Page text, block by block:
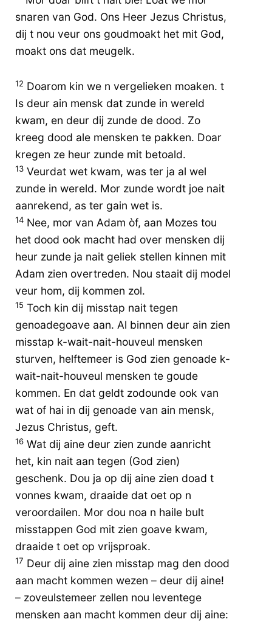
snaren van God. Ons Heer Jezus Christus,
dij t nou veur ons goudmoakt het mit God,
moakt ons dat meugelk.
12 Doarom kin we n vergelieken moaken. t
Is deur ain mensk dat zunde in wereld
kwam, en deur dij zunde de dood. Zo
kreeg dood ale mensken te pakken. Doar
kregen ze heur zunde mit betoald.
13 Veurdat wet kwam, was ter ja al wel
zunde in wereld. Mor zunde wordt joe nait
aanrekend, as ter gain wet is.
14 Nee, mor van Adam òf, aan Mozes tou
het dood ook macht had over mensken dij
heur zunde ja nait geliek stellen kinnen mit
Adam zien overtreden. Nou staait dij model
veur hom, dij kommen zol.
15 Toch kin dij misstap nait tegen
genoadegoave aan. Al binnen deur ain zien
misstap k-wait-nait-houveul mensken
sturven, helftemeer is God zien genoade k-
wait-nait-houveul mensken te goude
kommen. En dat geldt zodounde ook van
wat of hai in dij genoade van ain mensk,
Jezus Christus, geft.
16 Wat dij aine deur zien zunde aanricht
het, kin nait aan tegen (God zien)
geschenk. Dou ja op dij aine zien doad t
vonnes kwam, draaide dat oet op n
veroordailen. Mor dou noa n haile bult
misstappen God mit zien goave kwam,
draaide t oet op vrijsproak.
17 Deur dij aine zien misstap mag den dood
aan macht kommen wezen – deur dij aine!
– zoveulstemeer zellen nou leventege
mensken aan macht kommen deur dij aine: